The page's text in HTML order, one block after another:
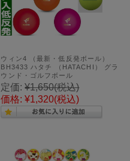
ウィン4 （最新・低反発ボール）
BH3433 ハタチ （HATACHI） グラ
ウンド・ゴルフボール
定価: ¥1,650(税込)
価格: ¥1,320(税込)